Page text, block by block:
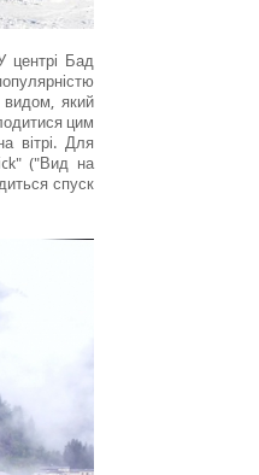
центрі Бад
який
цим
вітрі. Для
("Вид на
спуск